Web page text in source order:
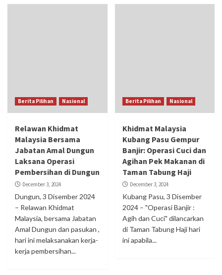
Berita Pilihan Nasional
Relawan Khidmat
Malaysia Bersama
Jabatan Amal Dungun
Laksana Operasi
Pembersihan di Dungun
December 3, 2024
Dungun, 3 Disember 2024
– Relawan Khidmat
Malaysia, bersama Jabatan
Amal Dungun dan pasukan ,
hari ini melaksanakan kerja-
kerja pembersihan...
Berita Pilihan Nasional
Khidmat Malaysia
Kubang Pasu Gempur
Banjir: Operasi Cuci dan
Agihan Pek Makanan di
Taman Tabung Haji
December 3, 2024
Kubang Pasu, 3 Disember
2024 – "Operasi Banjir :
Agih dan Cuci" dilancarkan
di Taman Tabung Haji hari
ini apabila...